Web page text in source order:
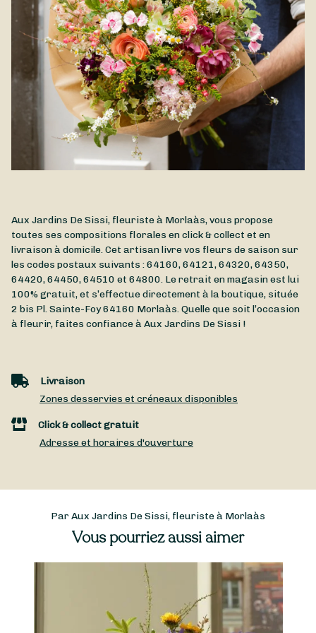
Aux Jardins De Sissi, fleuriste à Morlaàs, vous propose
toutes ses compositions florales en click & collect et en
livraison à domicile. Cet artisan livre vos fleurs de saison sur
les codes postaux suivants : 64160, 64121, 64320, 64350,
64420, 64450, 64510 et 64800. Le retrait en magasin est lui
100% gratuit, et s’effectue directement à la boutique, située
2 bis Pl. Sainte-Foy64160 Morlaàs. Quelle que soit l’occasion
à fleurir, faites confiance à Aux Jardins De Sissi !
Livraison
Zones desservies et créneaux disponibles
Click & collect gratuit
Adresse et horaires d'ouverture
Par Aux Jardins De Sissi, fleuriste à Morlaàs
Vous pourriez aussi aimer